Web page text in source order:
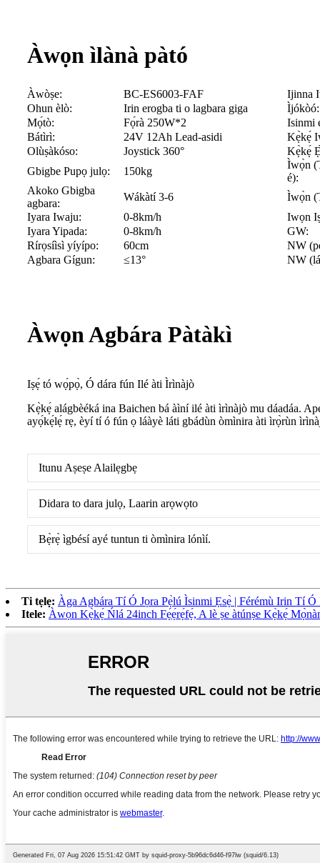
Àwọn ìlànà pàtó
Àwòṣe: BC-ES6003-FAF
Ijinna
Ohun èlò:
Irin erogba ti o lagbara giga
Ìjókòó:
Mọ́tò:
Fọ́rà 250W*2
Isinmi
Bátìrì:
24V 12Ah Lead-asidi
Kẹ̀kẹ́
Olùṣàkóso:
Joystick 360°
Kẹ̀kẹ́
Gbigbe Pupọ julọ:
150kg
Ìwọ̀n
é):
Akoko Gbigba
agbara:
Wákàtí 3-6
Ìwọ̀n
Iyara Iwaju:
0-8km/h
Iwọn
Iyara Yipada:
0-8km/h
GW:
Rírọsíìsì yíyípo:
60cm
NW
Agbara Gígun:
≤13° NW
Àwọn Agbára Pàtàkì
Iṣẹ́ tó wọ́pọ̀, Ó dára fún Ilé àti Ìrìnàjò
Kẹ̀kẹ́ alágbèéká ina Baichen bá àìní ilé àti ìrìnàjò mu dáadáa.
ayọ́kẹ́lẹ́ rẹ, èyí tí ó fún ọ láàyè láti gbádùn òmìnira àti ìrọ̀rùn
Itunu Aṣeṣe Alailẹgbẹ
Didara to dara julọ, Laarin arọwọto
Bẹ̀rẹ̀ ìgbésí ayé tuntun ti òmìnira lónìí.
Ti tẹlẹ: Àga Agbára Tí Ó Jọra Pẹ̀lú Ìsinmi Ẹsẹ̀ | Férémù Irin Tí
Itele: Àwọn Kẹ̀kẹ́ Ńlá 24inch Fẹ́ẹ́rẹ́fẹ́, A lè ṣe àtúnṣe Kẹ̀kẹ́